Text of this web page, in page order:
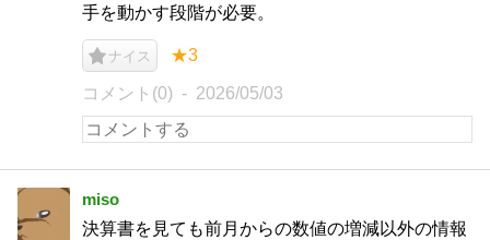
手を動かす段階が必要。
ナイス ★3
コメント(0) 2026/05/03
miso
決算書を見ても前月からの数値の増減以外の情報